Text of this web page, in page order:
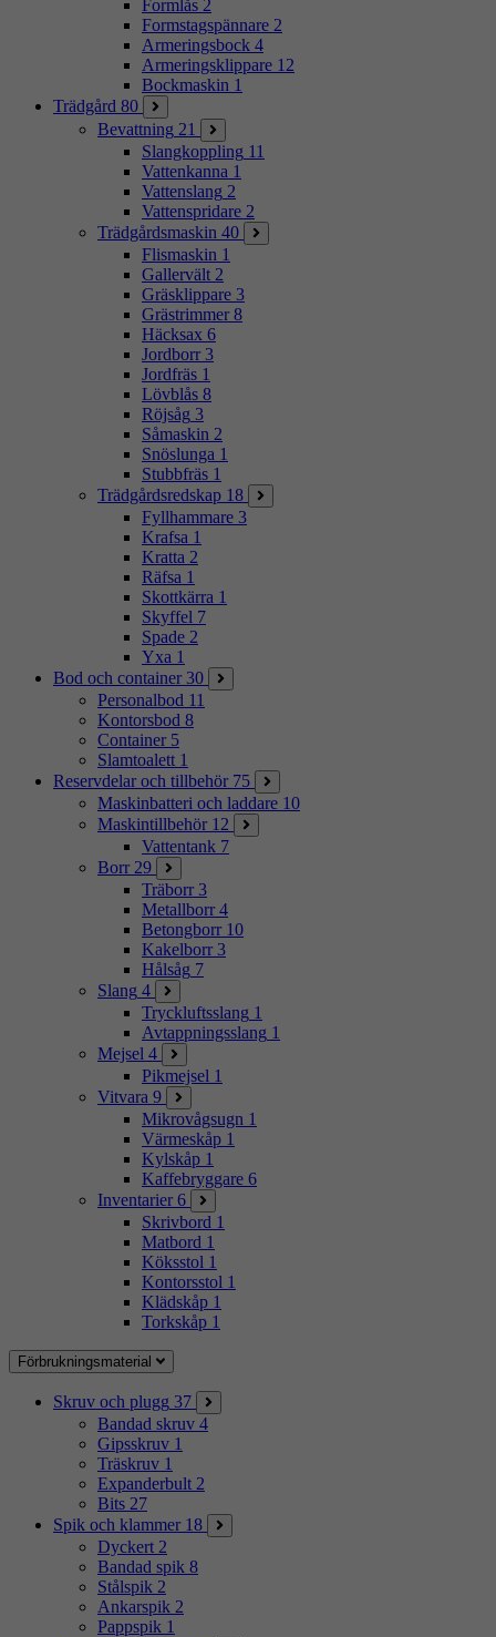
Formlås 2
Formstagspännare 2
Armeringsbock 4
Armeringsklippare 12
Bockmaskin 1
Trädgård 80
Bevattning 21
Slangkoppling 11
Vattenkanna 1
Vattenslang 2
Vattenspridare 2
Trädgårdsmaskin 40
Flismaskin 1
Gallervält 2
Gräsklippare 3
Grästrimmer 8
Häcksax 6
Jordborr 3
Jordfräs 1
Lövblås 8
Röjsåg 3
Såmaskin 2
Snöslunga 1
Stubbfräs 1
Trädgårdsredskap 18
Fyllhammare 3
Krafsa 1
Kratta 2
Räfsa 1
Skottkärra 1
Skyffel 7
Spade 2
Yxa 1
Bod och container 30
Personalbod 11
Kontorsbod 8
Container 5
Slamtoalett 1
Reservdelar och tillbehör 75
Maskinbatteri och laddare 10
Maskintillbehör 12
Vattentank 7
Borr 29
Träborr 3
Metallborr 4
Betongborr 10
Kakelborr 3
Hålsåg 7
Slang 4
Tryckluftsslang 1
Avtappningsslang 1
Mejsel 4
Pikmejsel 1
Vitvara 9
Mikrovågsugn 1
Värmeskåp 1
Kylskåp 1
Kaffebryggare 6
Inventarier 6
Skrivbord 1
Matbord 1
Köksstol 1
Kontorsstol 1
Klädskåp 1
Torkskåp 1
Förbrukningsmaterial
Skruv och plugg 37
Bandad skruv 4
Gipsskruv 1
Träskruv 1
Expanderbult 2
Bits 27
Spik och klammer 18
Dyckert 2
Bandad spik 8
Stålspik 2
Ankarspik 2
Pappspik 1